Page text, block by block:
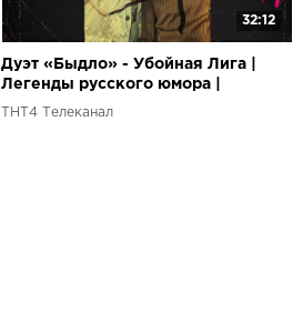
32:12
Дуэт «Быдло» - Убойная Лига |
Легенды русского юмора |
Алексей Смирнов / Антон Иванов
ТНТ4 Телеканал